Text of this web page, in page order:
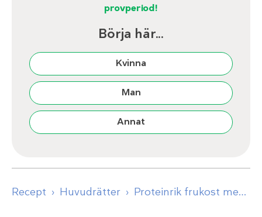
provperiod!
Börja här...
Kvinna
Man
Annat
Recept Huvudrätter Proteinrik frukost med ägg och rökt lax